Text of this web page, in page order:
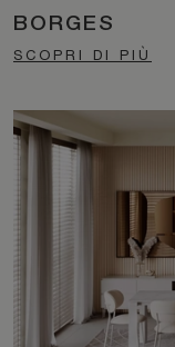
BORGES
SCOPRI DI PIÙ